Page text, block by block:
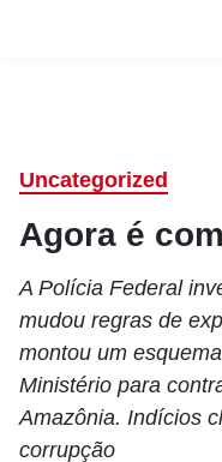
Uncategorized
Agora é
A Polícia Federal
mudou regras de
montou um
Ministério para
Amazônia. Indícios
corrupção